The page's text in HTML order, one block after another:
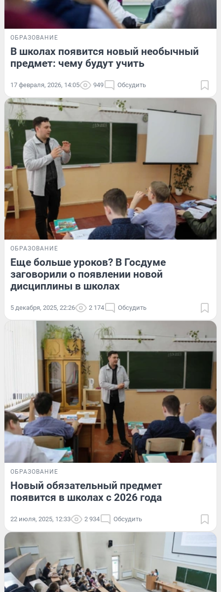
ОБРАЗОВАНИЕ
В школах появится новый необычный
предмет: чему будут учить
17 февраля, 2026, 14:05 949 Обсудить
ОБРАЗОВАНИЕ
Еще больше уроков? В Госдуме
заговорили о появлении новой
дисциплины в школах
5 декабря, 2025, 22:26 2 174 Обсудить
ОБРАЗОВАНИЕ
Новый обязательный предмет
появится в школах с 2026 года
22 июля, 2025, 12:33 2 934 Обсудить